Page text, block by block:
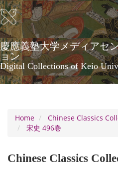
Skip
to
main
content
慶應義塾大学メディアセ
ョン
Digital Collections of Keio
Home
Chinese Classics
宋史 496巻
Chinese Classics